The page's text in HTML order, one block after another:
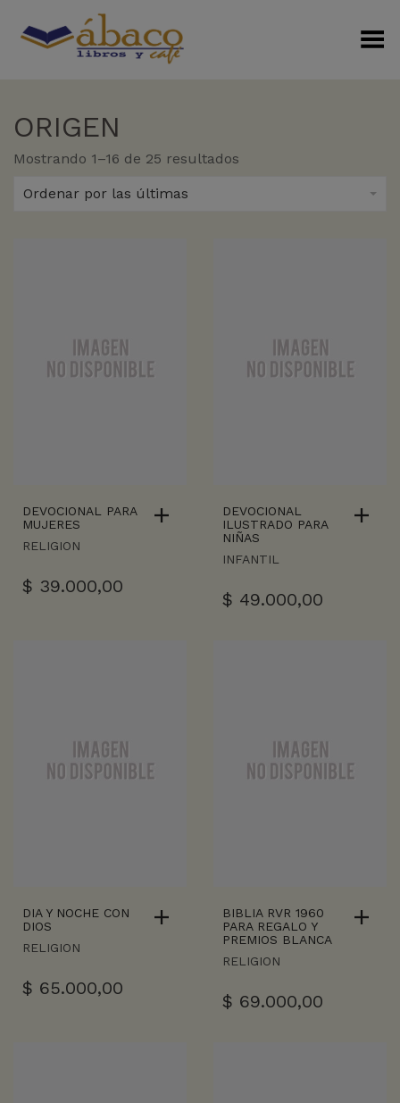
Menú Alterno
ORIGEN
Mostrando 1–16 de 25 resultados
Ordenar por las últimas
DEVOCIONAL PARA
MUJERES
RELIGION
$ 39.000,00
DEVOCIONAL
ILUSTRADO PARA
NIÑAS
INFANTIL
$ 49.000,00
DIA Y NOCHE CON
DIOS
RELIGION
$ 65.000,00
BIBLIA RVR 1960
PARA REGALO Y
PREMIOS BLANCA
RELIGION
$ 69.000,00